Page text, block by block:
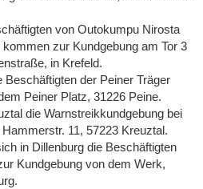
von Outokumpu Nirosta
zur Kundgebung am Tor 3
in Krefeld.
der Peiner Träger
Peiner Platz, 31226 Peine.
die Warnstreikkundgebung bei
11, 57223 Kreuztal.
in Dillenburg die Beschäftigten
Kundgebung von dem Werk,